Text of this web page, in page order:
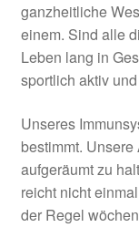
ganzheitliche
einem. Sind alle
Leben lang in
sportlich aktiv
Unseres
bestimmt.
aufgeräumt zu
reicht nicht
der Regel